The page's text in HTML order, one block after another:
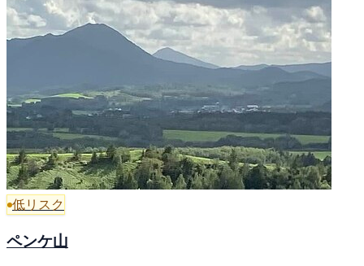
低リスク
ペンケ山